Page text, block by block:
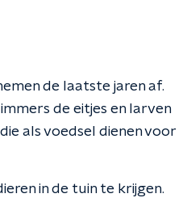
de laatste jaren af.
de eitjes en larven
als voedsel dienen voor
in de tuin te krijgen.